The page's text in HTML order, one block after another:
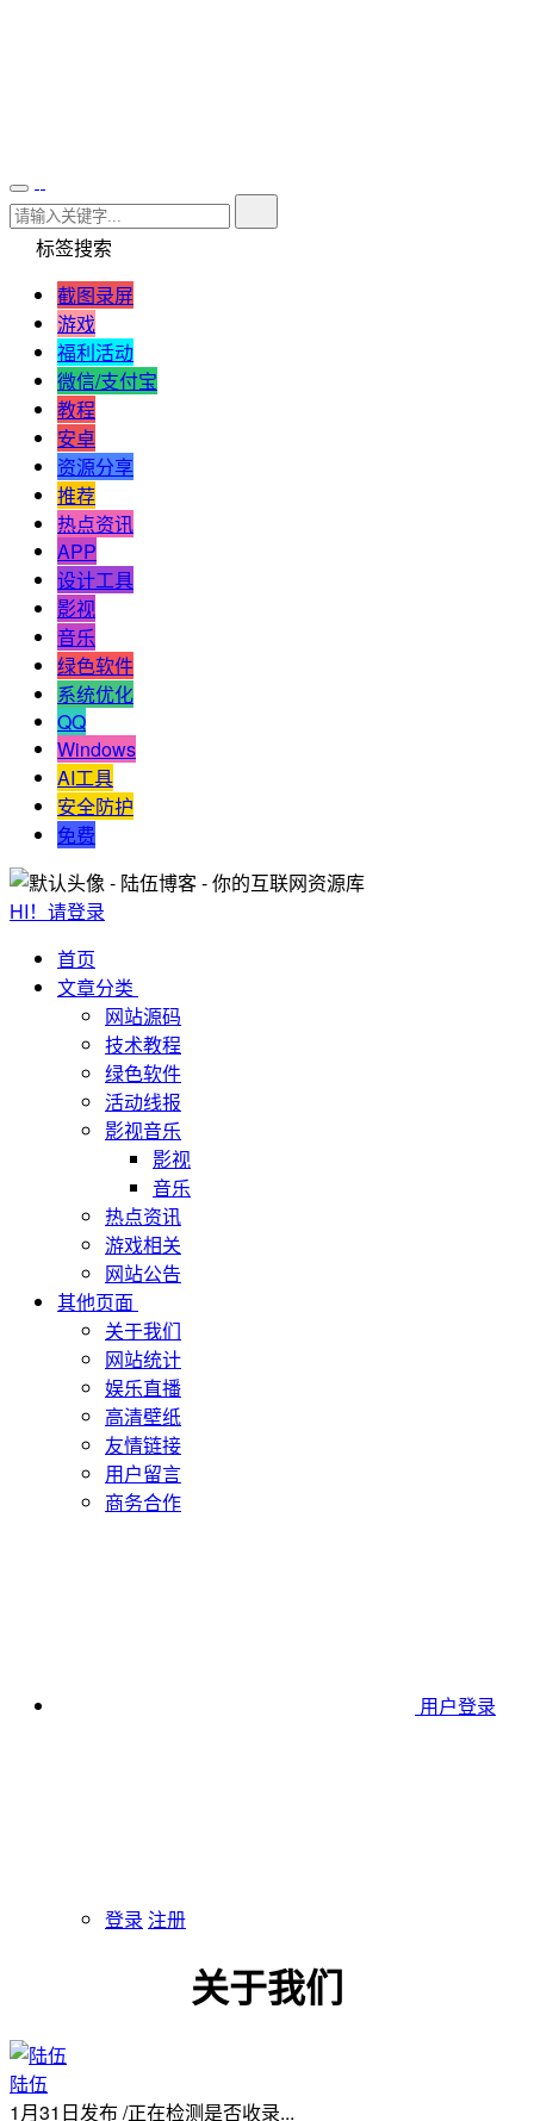
标签搜索
截图录屏
游戏
福利活动
微信/支付宝
教程
安卓
资源分享
推荐
热点资讯
APP
设计工具
影视
音乐
绿色软件
系统优化
QQ
Windows
AI工具
安全防护
免费
HI！请登录
首页
文章分类
网站源码
技术教程
绿色软件
活动线报
影视音乐
影视
音乐
热点资讯
游戏相关
网站公告
其他页面
关于我们
网站统计
娱乐直播
高清壁纸
友情链接
用户留言
商务合作
用户登录
登录 注册
关于我们
陆伍
1月31日发布 /正在检测是否收录...